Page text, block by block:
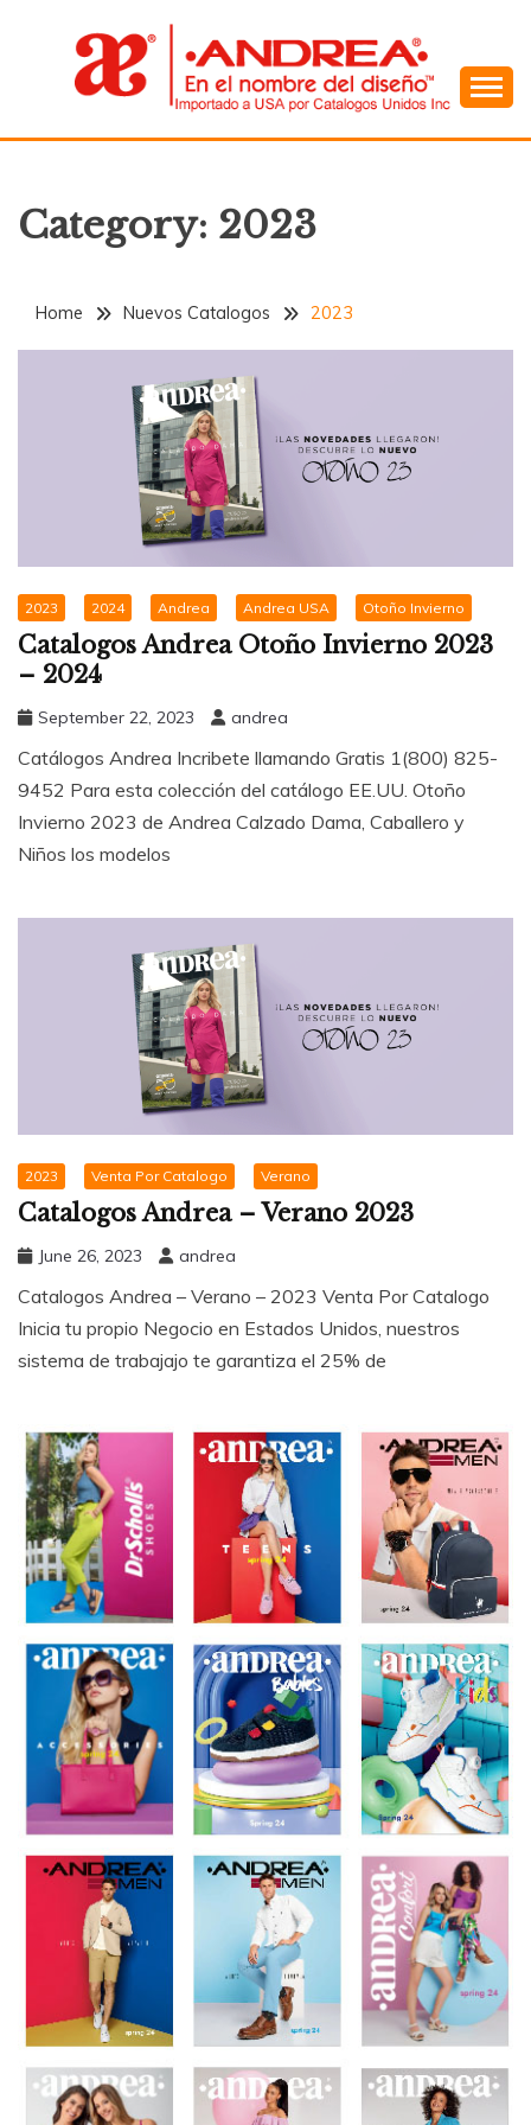
ANDREA
Category: 2023
Home Nuevos Catalogos 2023
2023 2024 Andrea Andrea USA Otoño Invierno
Catalogos Andrea Otoño Invierno 2023
– 2024
September 22, 2023 andrea
Catálogos Andrea Incribete llamando Gratis 1(800) 825-
9452 Para esta colección del catálogo EE.UU. Otoño
Invierno 2023 de Andrea Calzado Dama, Caballero y
Niños los modelos
2023 Venta Por Catalogo Verano
Catalogos Andrea – Verano 2023
June 26, 2023 andrea
Catalogos Andrea – Verano – 2023 Venta Por Catalogo
Inicia tu propio Negocio en Estados Unidos, nuestros
sistema de trabajajo te garantiza el 25% de